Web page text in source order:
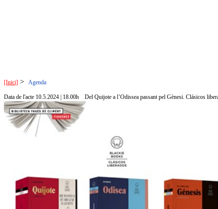
[Inici] > Agenda
Data de l'acte 10.5.2024 | 18.00h Del Quijote a l’Odissea passant pel Gènesi. Clásicos